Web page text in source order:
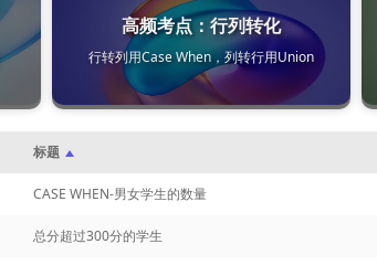
高频考点：行列转化
行转列用Case When，列转行用Union
标题
CASE WHEN-男女学生的数量
总分超过300分的学生